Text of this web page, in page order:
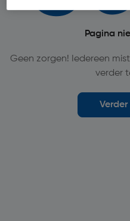
Pagina
Geen zorgen! Iedereen
verder